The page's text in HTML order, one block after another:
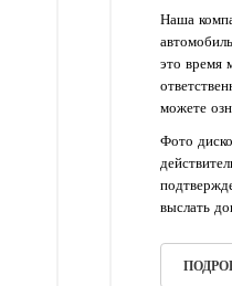
Наша
это время
можете
Фото
выслать